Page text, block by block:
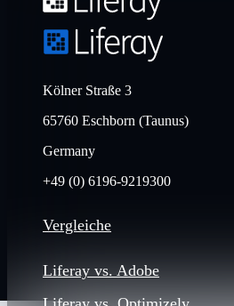
Kölner Straße 3
65760 Eschborn (Taunus)
Germany
+49 (0) 6196-9219300
Vergleiche
Liferay vs. Adobe